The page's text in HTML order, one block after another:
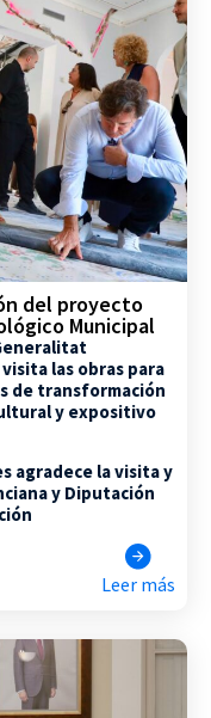
del proyecto
Municipal
las obras para
de transformación
y expositivo
agradece la visita y
y Diputación
Leer más